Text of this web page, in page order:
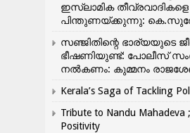
ഇസ്ലാമിക തീവ്രവാദികളെ
പിന്തുണയ്ക്കുന്നു:
സഞ്ജിതിന്റെ ഭാര്യയുടെ
ഭീഷണിയുണ്ട്: പോലീസ്
നൽകണം: കുമ്മനം
Kerala’s Saga of Tackling
Tribute to Nandu Mahadeva
Positivity